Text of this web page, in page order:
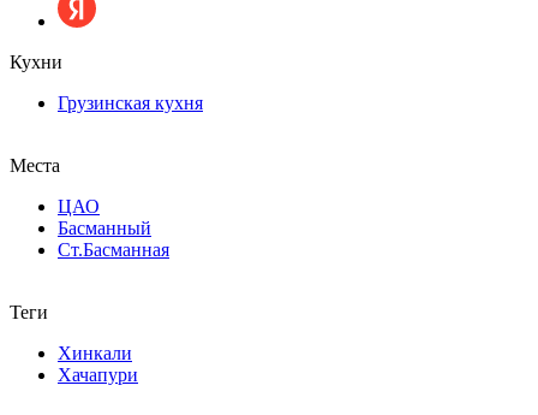
Кухни
Грузинская кухня
Места
ЦАО
Басманный
Ст.Басманная
Теги
Хинкали
Хачапури